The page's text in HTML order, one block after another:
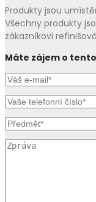
Produkty jsou
Všechny produkty
zákazníkovi
Máte zájem o